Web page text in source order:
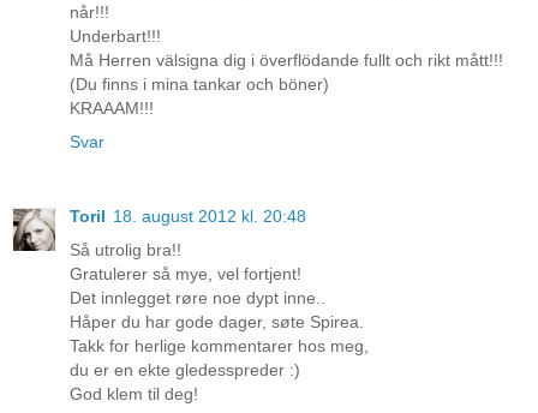
når!!!
Underbart!!!
Må Herren välsigna dig i överflödande fullt och rikt mått!!!
(Du finns i mina tankar och böner)
KRAAAM!!!
Svar
Toril 18. august 2012 kl. 20:48
Så utrolig bra!!
Gratulerer så mye, vel fortjent!
Det innlegget røre noe dypt inne..
Håper du har gode dager, søte Spirea.
Takk for herlige kommentarer hos meg,
du er en ekte gledesspreder :)
God klem til deg!